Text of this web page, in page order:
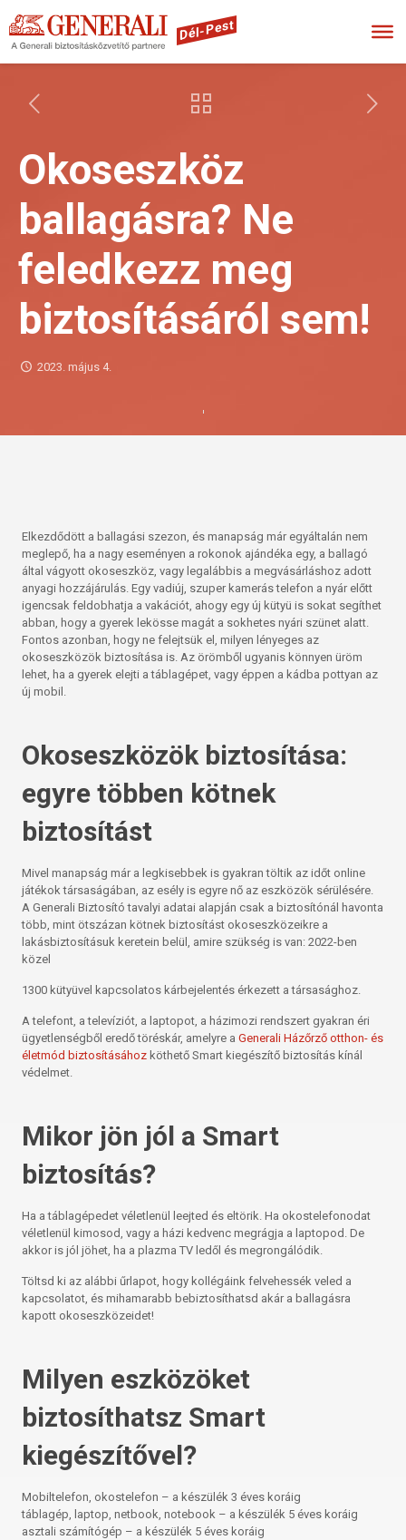
Dél-Pest
Okoseszköz
ballagásra? Ne
feledkezz meg
biztosításáról sem!
2023. május 4.
Elkezdődött a ballagási szezon, és manapság már egyáltalán nem
meglepő, ha a nagy eseményen a rokonok ajándéka egy, a ballagó
által vágyott okoseszköz, vagy legalábbis a megvásárláshoz adott
anyagi hozzájárulás. Egy vadiúj, szuper kamerás telefon a nyár előtt
igencsak feldobhatja a vakációt, ahogy egy új kütyü is sokat segíthet
abban, hogy a gyerek lekösse magát a sokhetes nyári szünet alatt.
Fontos azonban, hogy ne felejtsük el, milyen lényeges az
okoseszközök biztosítása is. Az örömből ugyanis könnyen üröm
lehet, ha a gyerek elejti a táblagépet, vagy éppen a kádba pottyan az
új mobil.
Okoseszközök biztosítása:
egyre többen kötnek
biztosítást
Mivel manapság már a legkisebbek is gyakran töltik az időt online
játékok társaságában, az esély is egyre nő az eszközök sérülésére.
A Generali Biztosító tavalyi adatai alapján csak a biztosítónál havonta
több, mint ötszázan kötnek biztosítást okoseszközeikre a
lakásbiztosításuk keretein belül, amire szükség is van: 2022-ben
közel
1300 kütyüvel kapcsolatos kárbejelentés érkezett a társasághoz.
A telefont, a televíziót, a laptopot, a házimozi rendszert gyakran éri
ügyetlenségből eredő töréskár, amelyre aGenerali Házőrző otthon- és
életmód biztosításához köthető Smart kiegészítő biztosítás kínál
védelmet.
Mikor jön jól a Smart
biztosítás?
Ha a táblagépedet véletlenül leejted és eltörik. Ha okostelefonodat
véletlenül kimosod, vagy a házi kedvenc megrágja a laptopod. De
akkor is jól jöhet, ha a plazma TV ledől és megrongálódik.
Töltsd ki az alábbi űrlapot, hogy kollégáink felvehessék veled a
kapcsolatot, és mihamarabb bebiztosíthatsd akár a ballagásra
kapott okoseszközeidet!
Milyen eszközöket
biztosíthatsz Smart
kiegészítővel?
Mobiltelefon, okostelefon – a készülék 3 éves koráig
táblagép, laptop, netbook, notebook – a készülék 5 éves koráig
asztali számítógép – a készülék 5 éves koráig